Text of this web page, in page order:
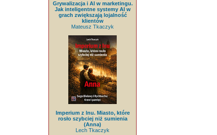
Grywalizacja i AI w marketingu.
Jak inteligentne systemy AI w
grach zwiększają lojalność
klientów
Mateusz Tkaczyk
Imperium z lnu. Miasto, które
rosło szybciej niż sumienia
(Anna)
Lech Tkaczyk